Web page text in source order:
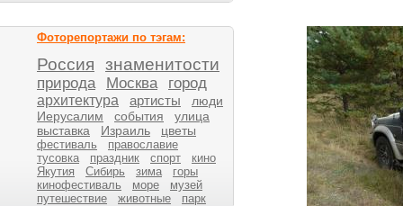
Фоторепортажи по тэгам:
Россия знаменитости
природа Москва город
архитектура артисты
люди
Иерусалим
события
улица
выставка
Израиль цветы
фестиваль
православие
тусовка
праздник спорт
кино
Якутия
Сибирь зима
горы
кинофестиваль
море
музей
путешествие
животные парк